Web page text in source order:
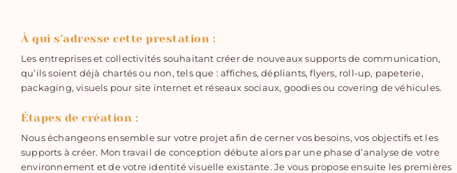
À qui s'adresse cette prestation :
Les entreprises et collectivités souhaitant créer de nouveaux supports de communication,
qu’ils soient déjà chartés ou non, tels que : affiches, dépliants, flyers, roll-up, papeterie,
packaging, visuels pour site internet et réseaux sociaux, goodies ou covering de véhicules.
Étapes de création :
Nous échangeons ensemble sur votre projet afin de cerner vos besoins, vos objectifs et les
supports à créer. Mon travail de conception débute alors par une phase d’analyse de votre
environnement et de votre identité visuelle existante. Je vous propose ensuite les premières